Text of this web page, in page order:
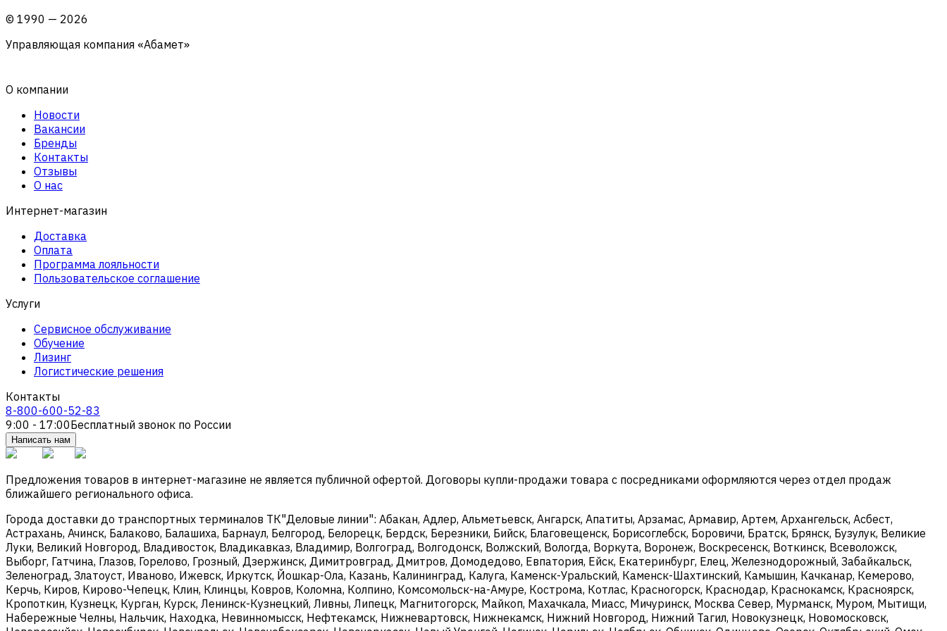
© 1990 — 2026
Управляющая компания «Абамет»
О компании
Новости
Вакансии
Бренды
Контакты
Отзывы
О нас
Интернет-магазин
Доставка
Оплата
Программа лояльности
Пользовательское соглашение
Услуги
Сервисное обслуживание
Обучение
Лизинг
Логистические решения
Контакты
8-800-600-52-83
9:00 - 17:00Бесплатный звонок по России
Написать нам
Предложения товаров в интернет-магазине не является публичной офертой. Договоры купли-продажи товара с посредниками оформляются через отдел продаж
ближайшего регионального офиса.
Города доставки до транспортных терминалов ТК"Деловые линии": Абакан, Адлер, Альметьевск, Ангарск, Апатиты, Арзамас, Армавир, Артем, Архангельск, Асбест,
Астрахань, Ачинск, Балаково, Балашиха, Барнаул, Белгород, Белорецк, Бердск, Березники, Бийск, Благовещенск, Борисоглебск, Боровичи, Братск, Брянск, Бузулук, Великие
Луки, Великий Новгород, Владивосток, Владикавказ, Владимир, Волгоград, Волгодонск, Волжский, Вологда, Воркута, Воронеж, Воскресенск, Воткинск, Всеволожск,
Выборг, Гатчина, Глазов, Горелово, Грозный, Дзержинск, Димитровград, Дмитров, Домодедово, Евпатория, Ейск, Екатеринбург, Елец, Железнодорожный, Забайкальск,
Зеленоград, Златоуст, Иваново, Ижевск, Иркутск, Йошкар-Ола, Казань, Калининград, Калуга, Каменск-Уральский, Каменск-Шахтинский, Камышин, Качканар, Кемерово,
Керчь, Киров, Кирово-Чепецк, Клин, Клинцы, Ковров, Коломна, Колпино, Комсомольск-на-Амуре, Кострома, Котлас, Красногорск, Краснодар, Краснокамск, Красноярск,
Кропоткин, Кузнецк, Курган, Курск, Ленинск-Кузнецкий, Ливны, Липецк, Магнитогорск, Майкоп, Махачкала, Миасс, Мичуринск, Москва Север, Мурманск, Муром, Мытищи,
Набережные Челны, Нальчик, Находка, Невинномысск, Нефтекамск, Нижневартовск, Нижнекамск, Нижний Новгород, Нижний Тагил, Новокузнецк, Новомосковск,